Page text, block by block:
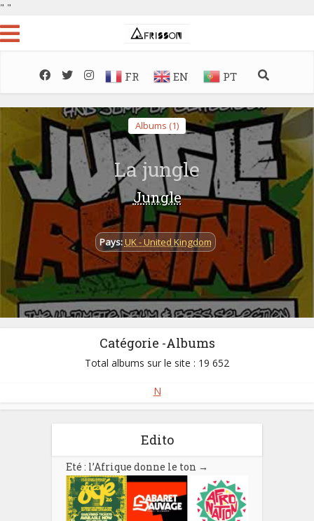
" "
FR EN PT
Albums (1)
La jungle
Jungle
Pays:UK - United Kingdom
Catégorie -Albums
Total albums sur le site : 19 652
N
Edito
Eté : l’Afrique donne le ton →